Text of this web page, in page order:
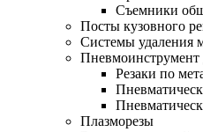
Съемники
Посты кузовного
Системы удаления
Пневмоинструмент
Резаки по
Плазморезы